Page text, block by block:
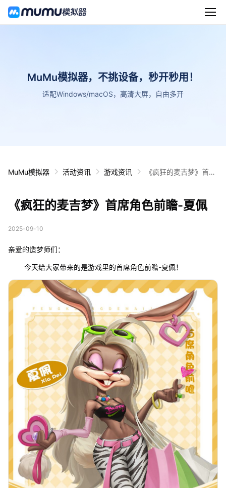
MuMu模拟器，不挑设备，秒开秒用！
适配Windows/macOS，高清大屏，自由多开
MuMu模拟器 活动资讯 游戏资讯
《疯狂的麦吉梦》首席
《疯狂的麦吉梦》首席角色前瞻-夏佩
2025-09-10
亲爱的造梦师们：
今天给大家带来的是游戏里的首席角色前瞻-夏佩！